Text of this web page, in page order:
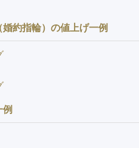
約指輪）の値上げ一例